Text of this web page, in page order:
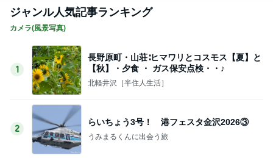
ジャンル人気記事ランキング
カメラ(風景写真)
1
長野原町・山荘∶ヒマワリとコスモス【夏】と
【秋】・夕食 ・ ガス保安点検・・♪
北軽井沢［半住人生活］
2
らいちょう3号！ 港フェスタ金沢2026③
うみまるくんに出会う旅